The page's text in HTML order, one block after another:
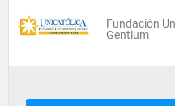
Fundación
Gentium